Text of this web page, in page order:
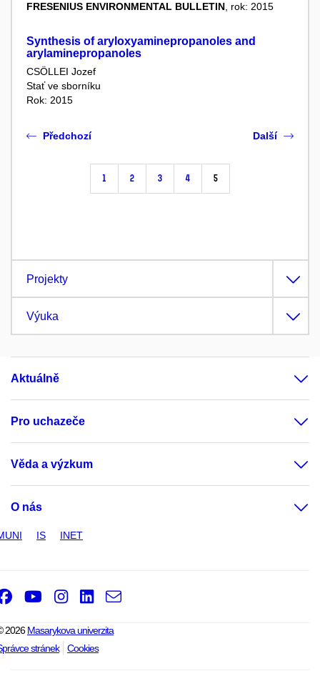
FRESENIUS ENVIRONMENTAL BULLETIN, rok: 2015
Synthesis of aryloxyaminepropanoles and
arylaminepropanoles
CSÖLLEI Jozef
Stať ve sborníku
Rok: 2015
Předchozí
1 2 3 4 5
Další
Projekty
Výuka
Aktuálně
Pro uchazeče
Věda a výzkum
O nás
IS INET
2026Masarykova univerzita
stránek
Cookies
Facebook
Youtube
Instagram
LinkedIn
e-